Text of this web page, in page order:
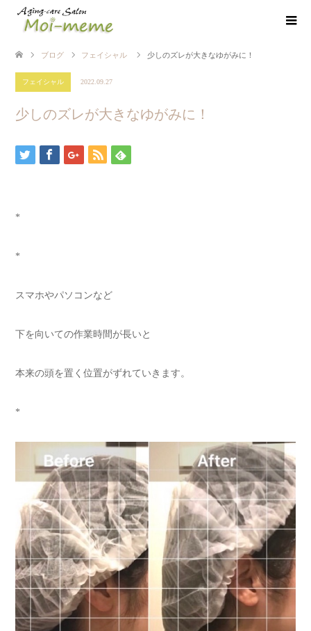
ブログ フェイシャル 少しのズレが大きなゆがみに！
フェイシャル 2022.09.27
少しのズレが大きなゆがみに！
*
*
スマホやパソコンなど
下を向いての作業時間が長いと
本来の頭を置く位置がずれていきます。
*